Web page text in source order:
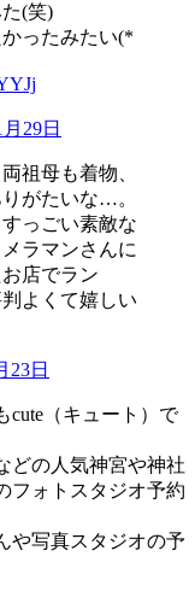
(笑)
ったみたい(*
29日
祖母も着物、
がたいな…。
っごい素敵な
ラマンさんに
店でラン
よくて嬉しい
23日
cute（キュート）で
どの人気神宮や神社
フォトスタジオ予約
や写真スタジオの予